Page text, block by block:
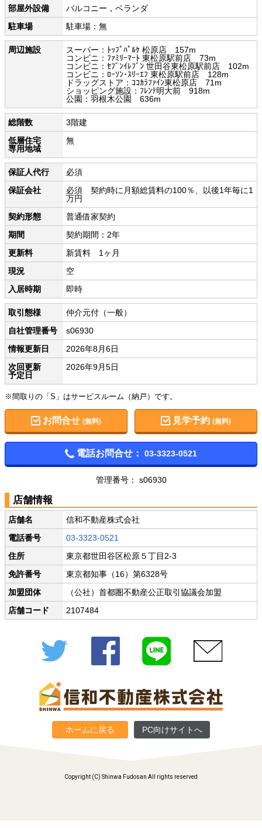
部屋外設備
バルコニー，ベランダ
駐車場
駐車場：無
周辺施設
スーパー：ﾄｯﾌﾟﾊﾟﾙｹ 松原店 157m
コンビニ：ﾌｧﾐﾘｰﾏｰﾄ 東松原駅前店 73m
コンビニ：ｾﾌﾞﾝｲﾚﾌﾞﾝ 世田谷東松原駅前店 102m
コンビニ：ﾛｰｿﾝ･ｽﾘｰｴﾌ 東松原駅前店 128m
ドラッグストア：ｺｺｶﾗﾌｧｲﾝ東松原店 71m
ショッピング施設：ﾌﾚﾝﾃ明大前 918m
公園：羽根木公園 636m
総階数
3階建
低層住宅
専用地域
無
保証人代行
必須
保証会社
必須 契約時に月額総賃料の100％、以後1年毎に1
万円
契約形態
普通借家契約
期間
契約期間：2年
更新料
新賃料 1ヶ月
現況
空
入居時期
即時
取引態様
仲介元付（一般）
自社管理番号
s06930
情報更新日
2026年8月6日
次回更新
予定日
2026年9月5日
※間取りの「S」はサービスルーム（納戸）です。
お問合せ (無料) 見学予約(無料)
電話お問合せ： 03-3323-0521
管理番号： s06930
店舗情報
店舗名
信和不動産株式会社
電話番号
03-3323-0521
住所
東京都世田谷区松原５丁目2-3
免許番号
東京都知事（16）第6328号
加盟団体
（公社）首都圏不動産公正取引協議会加盟
店舗コード
2107484
Twitter Facebook
ホームに戻る PC向けサイトへ
Copyright (C) Shinwa Fudosan All rights reserved